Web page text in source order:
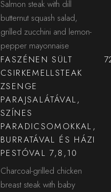
Salmon steak with dill
butternut squash salad,
grilled zucchini and lemon-
pepper mayonnaise
FASZÉNEN SÜLT
CSIRKEMELLSTEAK
ZSENGE
PARAJSALÁTÁVAL,
SZÍNES
PARADICSOMOKKAL,
BURRATÁVAL ÉS HÁZI
PESTÓVAL 7,8,10
Charcoal-grilled chicken
breast steak with baby